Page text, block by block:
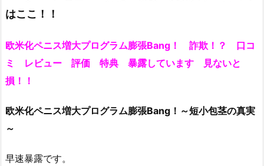
はここ！！
欧米化ペニス増大プログラム膨張Bang！ 詐欺！？ 口コ
ミ レビュー 評価 特典 暴露しています 見ないと
損！！
欧米化ペニス増大プログラム膨張Bang！～短小包茎の真実
～
早速暴露です。